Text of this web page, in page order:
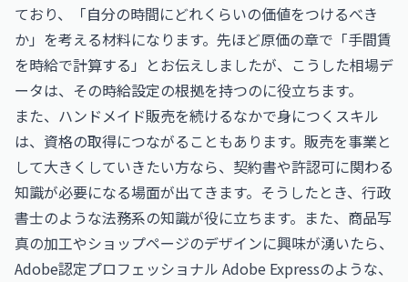
ており、「自分の時間にどれくらいの価値をつけるべき
か」を考える材料になります。先ほど原価の章で「手間賃
を時給で計算する」とお伝えしましたが、こうした相場デ
ータは、その時給設定の根拠を持つのに役立ちます。
また、ハンドメイド販売を続けるなかで身につくスキル
は、資格の取得につながることもあります。販売を事業と
して大きくしていきたい方なら、契約書や許認可に関わる
知識が必要になる場面が出てきます。そうしたとき、 行政
書士のような法務系の知識が役に立ちます。また、商品写
真の加工やショップページのデザインに興味が湧いたら、
Adobe認定プロフェッショナル Adobe Expressのような、